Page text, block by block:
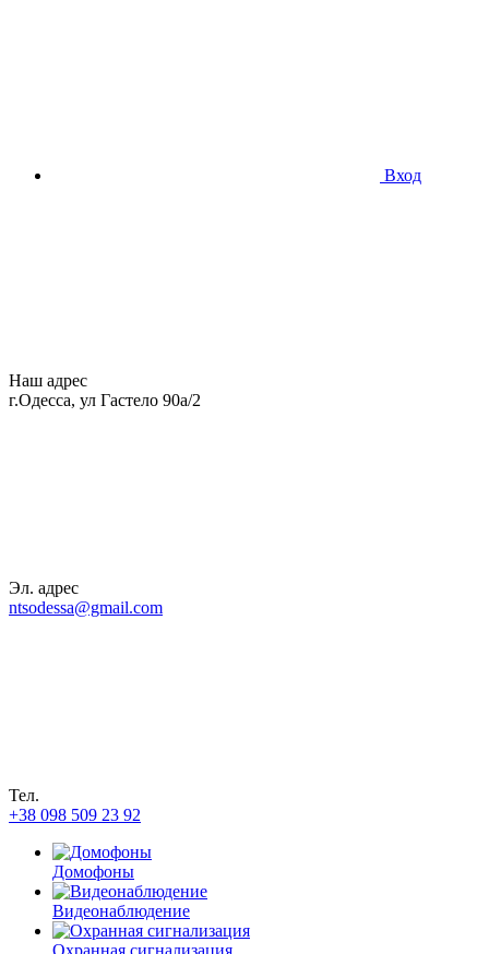
Вход
Наш адрес
г.Одесса, ул Гастело 90а/2
Эл. адрес
ntsodessa@gmail.com
Тел.
+38 098 509 23 92
Домофоны
Видеонаблюдение
Охранная сигнализация